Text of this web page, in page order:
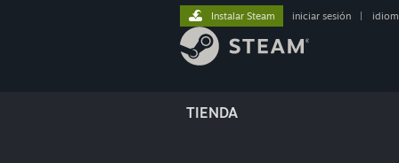
TIENDA
Instalar Steam iniciar sesión